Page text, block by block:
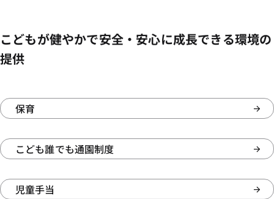
こどもが健やかで安全・安心に成長できる環境の
提供
保育
こども誰でも通園制度
児童手当